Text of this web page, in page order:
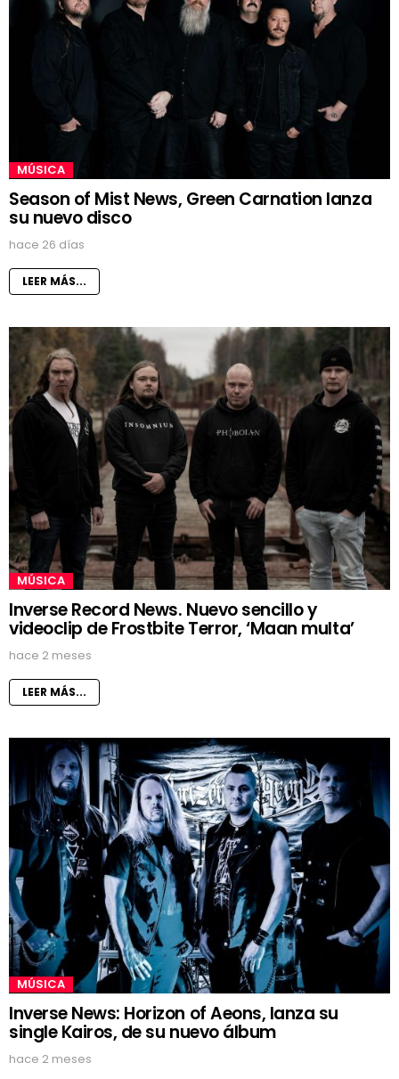
MÚSICA
Season of Mist News, Green Carnation lanza
su nuevo disco
hace 26 días
LEER MÁS...
MÚSICA
Inverse Record News. Nuevo sencillo y
videoclip de Frostbite Terror, ‘Maan multa’
hace 2 meses
LEER MÁS...
MÚSICA
Inverse News: Horizon of Aeons, lanza su
single Kairos, de su nuevo álbum
hace 2 meses